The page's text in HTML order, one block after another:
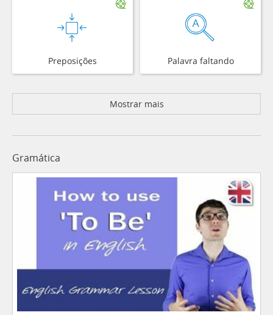
Preposições Palavra faltando
Mostrar mais
Gramática